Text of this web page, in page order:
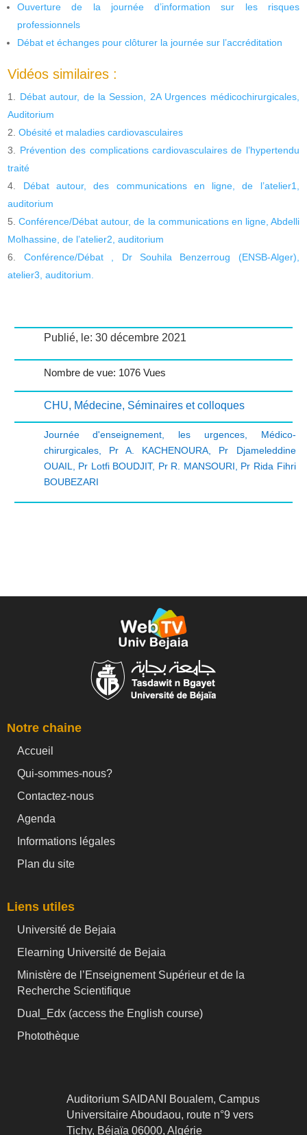
Ouverture de la journée d’information sur les risques
professionnels
Débat et échanges pour clôturer la journée sur l’accréditation
Vidéos similaires :
Débat autour, de la Session, 2A Urgences médicochirurgicales,
Auditorium
Obésité et maladies cardiovasculaires
Prévention des complications cardiovasculaires de l’hypertendu
traité
Débat autour, des communications en ligne, de l’atelier1,
auditorium
Conférence/Débat autour, de la communications en ligne, Abdelli
Molhassine, de l’atelier2, auditorium
Conférence/Débat , Dr Souhila Benzerroug (ENSB-Alger),
atelier3, auditorium.
Publié, le: 30 décembre 2021
Nombre de vue: 1076 Vues
CHU, Médecine, Séminaires et colloques
Journée d'enseignement les urgences, Médico-
chirurgicales, Pr A. KACHENOURA
Pr Djameleddine
OUAIL
Pr Lotfi BOUDJIT, Pr R. MANSOURI
Pr Rida Fihri
BOUBEZARI
Notre chaine
Accueil
Qui-sommes-nous?
Contactez-nous
Agenda
Informations légales
Plan du site
Liens utiles
Université de Bejaia
Elearning Université de Bejaia
Ministère de l’Enseignement Supérieur et de la
Recherche Scientifique
Dual_Edx (access the English course)
Photothèque
Auditorium SAIDANI Boualem, Campus
Universitaire Aboudaou, route n°9 vers
Tichy, Béjaïa 06000, Algérie